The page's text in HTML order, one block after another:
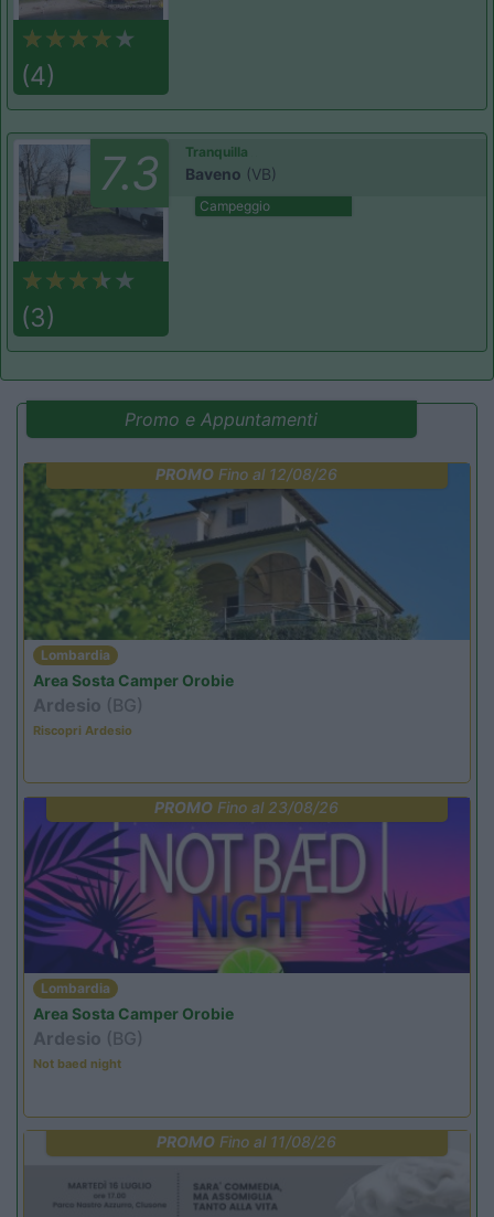
(4)
7.3
(3)
Tranquilla
Baveno (VB)
Campeggio
Promo e Appuntamenti
PROMO Fino al 12/08/26
Lombardia
Area Sosta Camper Orobie
Ardesio (BG)
Riscopri Ardesio
PROMO Fino al 23/08/26
Lombardia
Area Sosta Camper Orobie
Ardesio (BG)
Not baed night
PROMO Fino al 11/08/26